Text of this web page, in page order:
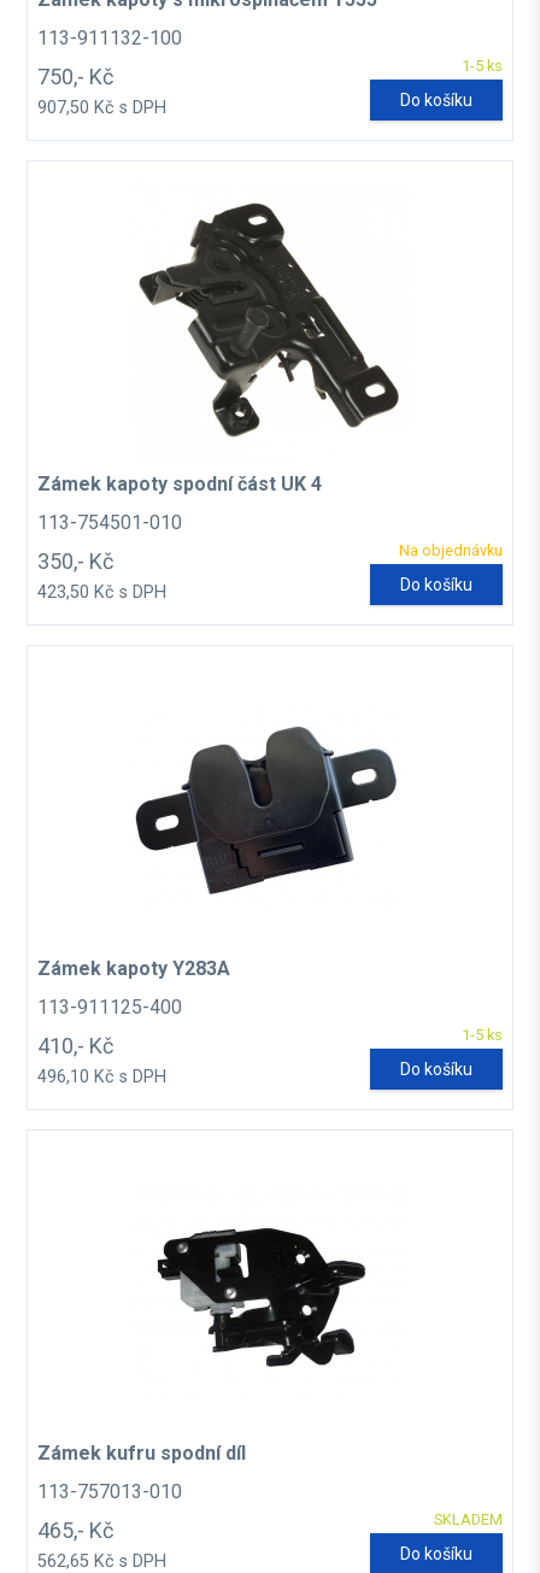
113-911132-100
1-5 ks
750,- Kč
907,50 Kč s DPH Do košíku
Zámek kapoty spodní část UK 4
113-754501-010
Na objednávku
350,- Kč
423,50 Kč s DPH Do košíku
Zámek kapoty Y283A
113-911125-400
1-5 ks
410,- Kč
496,10 Kč s DPH Do košíku
Zámek kufru spodní díl
113-757013-010
SKLADEM
465,- Kč
562,65 Kč s DPH Do košíku